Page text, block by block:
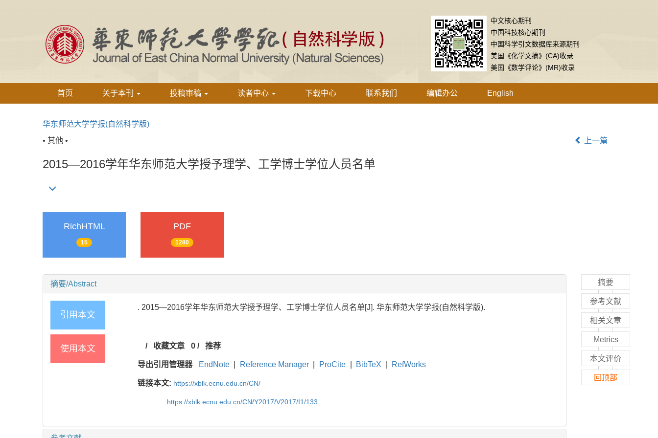
中文核心期刊
中国科技核心期刊
中国科学引文数据库来源期刊
美国《化学文摘》(CA)收录
美国《数学评论》(MR)收录
首页 关于本刊 投稿审稿 读者中心 下载中心 联系我们 编辑办公 English
华东师范大学学报(自然科学版)
• 其他 •
上一篇
2015—2016学年华东师范大学授予理学、工学博士学位人员名单
RichHTML
15
PDF
1280
摘要/Abstract
引用本文
. 2015—2016学年华东师范大学授予理学、工学博士学位人员名单[J]. 华东师范大学学报(自然科学版).
使用本文 / 收藏文章 0/ 推荐
导出引用管理器 EndNote Reference Manager ProCite BibTeX RefWorks
链接本文: https://xblk.ecnu.edu.cn/CN/
https://xblk.ecnu.edu.cn/CN/Y2017/V2017/I1/133
摘要
参考文献
相关文章
Metrics
本文评价
回顶部